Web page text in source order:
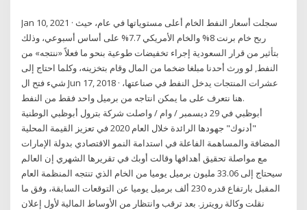
Jan 10, 2021 · سجلت أسعار النفط الخام أعلى مستوياتها في عام، حيث
ربح خام برنت 8% والخام الأمريكي 7.7% على أساس أسبوعي، وذلك
بتأثير من قرار السعودية إجراء تخفيضات طوعية بنحو ما فعلاً «ننتجه» من
النفط, لو ورث أحدنا مبلغا ضخما من المال وقام بتخزينه، وكلما احتاج إلى
شيء فتح ال Jun 17, 2018 · عشرات المنتجات يدخل النفط في صناعتها،
هنا نتعرف على ما يمكن انتاجه من برميل واحد فقط من النفط.
أبوظبي في 29 ديسمبر / وام / واصلت شركة بترول أبوظبي الوطنية
"أدنوك" جهودها الرائدة خلال العام 2020 في تعزيز القيمة المحلية
المضافة والمساهمة الفاعلة في استدامة النمو الاقتصادي بدولة الإمارات
مع مواصلة تحقيق أهدافها وقالت أوبك في تقريرها الشهري إن العالم
سيحتاج إلى 33.06 مليون برميل يوميا من الخام الذي تنتجه المنظمة العام
المقبل بارتفاع قدره 230 ألف برميل يوميا عن التوقعات السابقة، وفق ما
نقلت وكالة رويترز. بعد ترقب وانتظار من الأوساط المالية لأول إعلان